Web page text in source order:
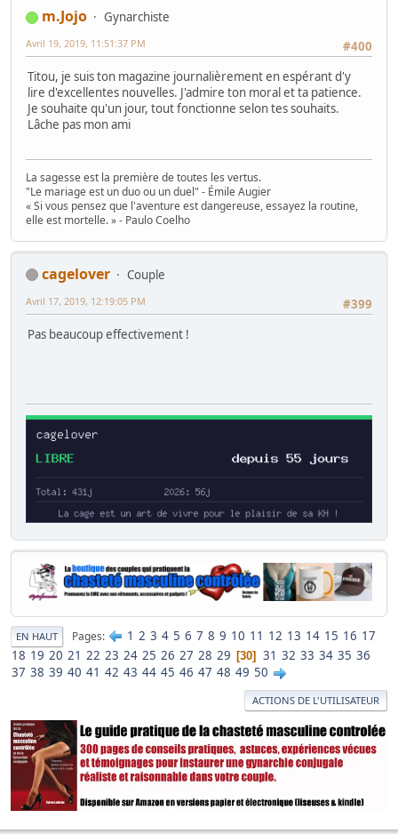
m.Jojo
Gynarchiste
#400
Avril 19, 2019, 11:51:37 PM
Titou, je suis ton magazine journalièrement en espérant d'y
lire d'excellentes nouvelles. J'admire ton moral et ta patience.
Je souhaite qu'un jour, tout fonctionne selon tes souhaits.
Lâche pas mon ami
La sagesse est la première de toutes les vertus.
"Le mariage est un duo ou un duel" - Émile Augier
« Si vous pensez que l'aventure est dangereuse, essayez la routine,
elle est mortelle. » - Paulo Coelho
cagelover
Couple
#399
Avril 17, 2019, 12:19:05 PM
Pas beaucoup effectivement !
EN HAUT Pages 1 2 3 4 5 6 7 8 9 10 11 12 13 14 15 16 17
18 19 20 21 22 23 24 25 26 27 28 29 30 31 32 33 34 35 36
37 38 39 40 41 42 43 44 45 46 47 48 49 50
ACTIONS DE L'UTILISATEUR